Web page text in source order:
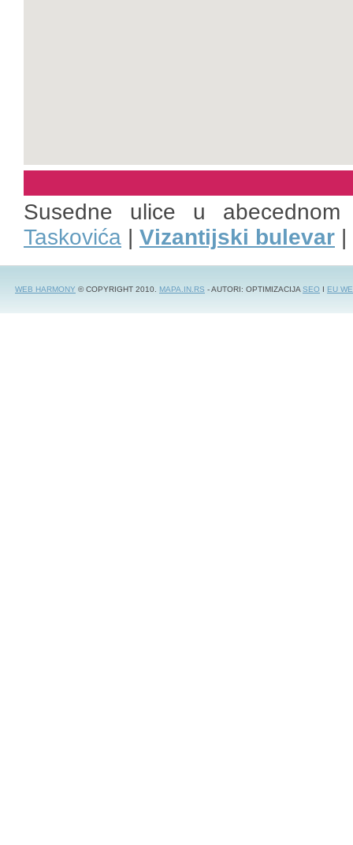
Susedne ulice u
Taskovića | Vizantijski bulevar |
WEB HARMONY © COPYRIGHT 2010. MAPA.IN.RS - AUTORI: OPTIMIZACIJASEO I EU